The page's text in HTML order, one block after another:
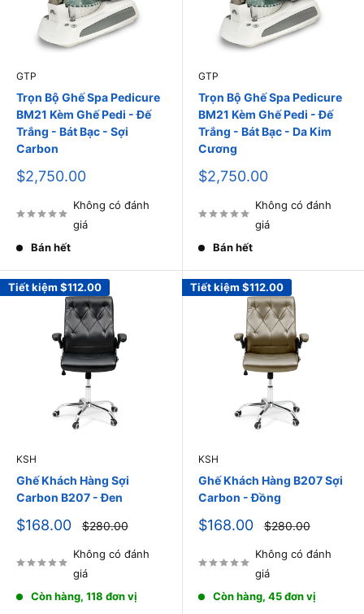
GTP
Trọn Bộ Ghế Spa Pedicure
BM21 Kèm Ghế Pedi - Đế
Trắng - Bát Bạc - Sợi
Carbon
Giá
bán
$2,750.00
Không có đánh
giá
Bán hết
GTP
Trọn Bộ Ghế Spa Pedicure
BM21 Kèm Ghế Pedi - Đế
Trắng - Bát Bạc - Da Kim
Cương
Giá
bán
$2,750.00
Không có đánh
giá
Bán hết
Tiết kiệm $112.00
KSH
Ghế Khách Hàng Sợi
Carbon B207 - Đen
Giá
$168.00
Giá
thông
thường
$280.00
Không có đánh
giá
Còn hàng, 118 đơn vị
Tiết kiệm $112.00
KSH
Ghế Khách Hàng B207 Sợi
Carbon - Đồng
Giá
$168.00
Giá
thông
thường
$280.00
Không có đánh
giá
Còn hàng, 45 đơn vị